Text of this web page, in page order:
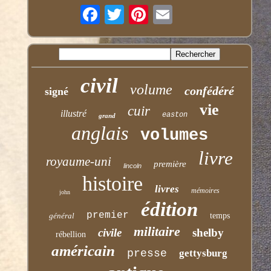
signé civil volume confédéré
illustré grand cuir easton vie
anglais volumes
royaume-uni lincoln première livre
john histoire livres mémoires
général premier édition temps
rébellion civile militaire shelby
américain presse gettysburg